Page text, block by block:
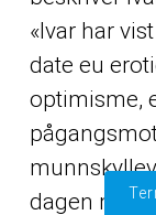
«Ivar har
date eu
optimisme,
dagen med